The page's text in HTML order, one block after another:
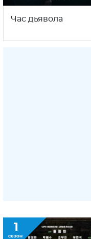
Час дьявола
1
сезон